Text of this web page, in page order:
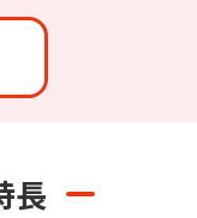
長